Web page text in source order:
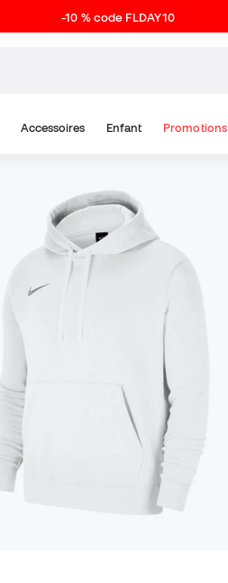
-10 % code FLDAY10
Accessoires Enfant Promotions